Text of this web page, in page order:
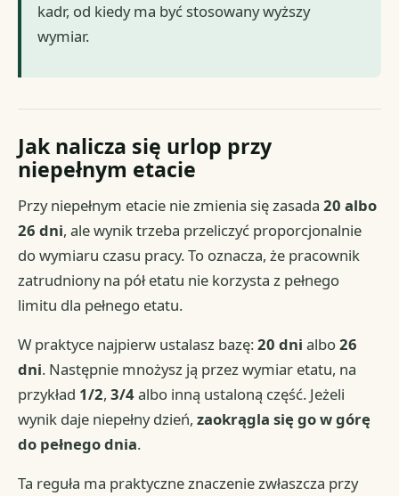
kadr, od kiedy ma być stosowany wyższy
wymiar.
Jak nalicza się urlop przy
niepełnym etacie
Przy niepełnym etacie nie zmienia się zasada20 albo
26 dni, ale wynik trzeba przeliczyć proporcjonalnie
do wymiaru czasu pracy. To oznacza, że pracownik
zatrudniony na pół etatu nie korzysta z pełnego
limitu dla pełnego etatu.
W praktyce najpierw ustalasz bazę:20 dni albo26
dni. Następnie mnożysz ją przez wymiar etatu, na
przykład 1/2,3/4albo inną ustaloną część. Jeżeli
wynik daje niepełny dzień,zaokrągla się go w górę
do pełnego dnia.
Ta reguła ma praktyczne znaczenie zwłaszcza przy